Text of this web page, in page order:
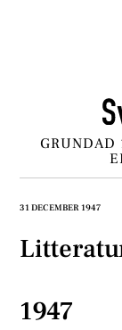
GRUNDAD
31 DECEMBER 1947
1947